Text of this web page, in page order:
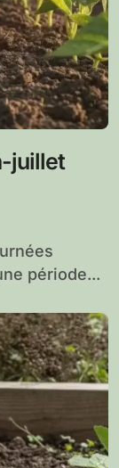
juillet
période...